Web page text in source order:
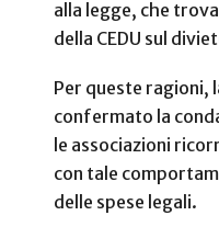
alla legge, che
della CEDU sul
Per queste ragioni,
confermato la
le associazioni
con tale
delle spese legali.